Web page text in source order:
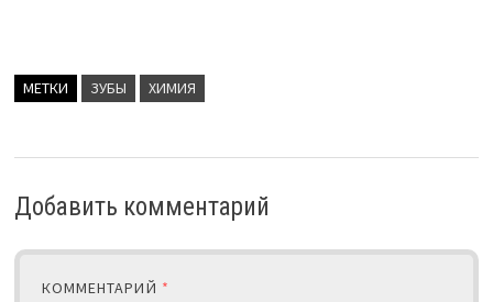
МЕТКИ ЗУБЫ ХИМИЯ
Добавить комментарий
КОММЕНТАРИЙ *